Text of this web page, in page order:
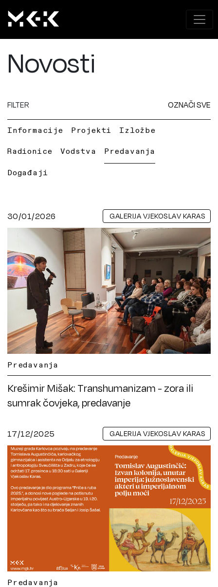
Novosti
FILTER OZNAČI SVE
Informacije Projekti Izložbe
Radionice Vodstva Predavanja
Događaji
30/01/2026 GALERIJA VJEKOSLAV KARAS
Predavanja
Krešimir Mišak: Transhumanizam - zora ili
sumrak čovjeka, predavanje
17/12/2025 GALERIJA VJEKOSLAV KARAS
Predavanja